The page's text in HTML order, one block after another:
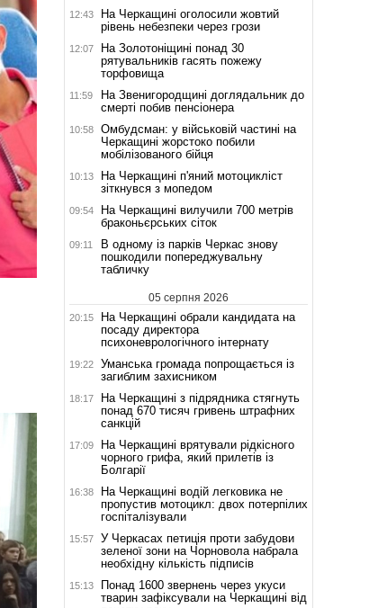
12:43
На Черкащині оголосили жовтий
рівень небезпеки через грози
12:07
На Золотоніщині понад 30
рятувальників гасять пожежу
торфовища
11:59
На Звенигородщині доглядальник до
смерті побив пенсіонера
10:58
Омбудсман: у військовій частині на
Черкащині жорстоко побили
мобілізованого бійця
10:13
На Черкащині п'яний мотоцикліст
зіткнувся з мопедом
09:54
На Черкащині вилучили 700 метрів
браконьєрських сіток
09:11
В одному із парків Черкас знову
пошкодили попереджувальну
табличку
05 серпня 2026
20:15
На Черкащині обрали кандидата на
посаду директора
психоневрологічного інтернату
19:22
Уманська громада попрощається із
загиблим захисником
18:17
На Черкащині з підрядника стягнуть
понад 670 тисяч гривень штрафних
санкцій
17:09
На Черкащині врятували рідкісного
чорного грифа, який прилетів із
Болгарії
16:38
На Черкащині водій легковика не
пропустив мотоцикл: двох потерпілих
госпіталізували
15:57
У Черкасах петиція проти забудови
зеленої зони на Чорновола набрала
необхідну кількість підписів
15:13
Понад 1600 звернень через укуси
тварин зафіксували на Черкащині від